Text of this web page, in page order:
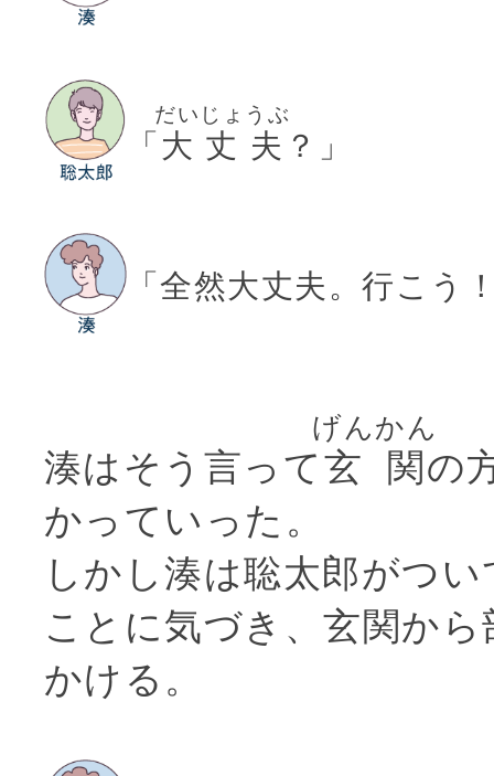
「 大丈夫
だいじょうぶ
？」
「全然大丈夫。行こう
湊はそう言って玄関
げんかん
の
かっていった。
しかし湊は聡太郎がつ
ことに気づき、玄関か
かける。